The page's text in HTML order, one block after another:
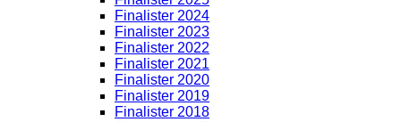
Finalister 2024
Finalister 2023
Finalister 2022
Finalister 2021
Finalister 2020
Finalister 2019
Finalister 2018